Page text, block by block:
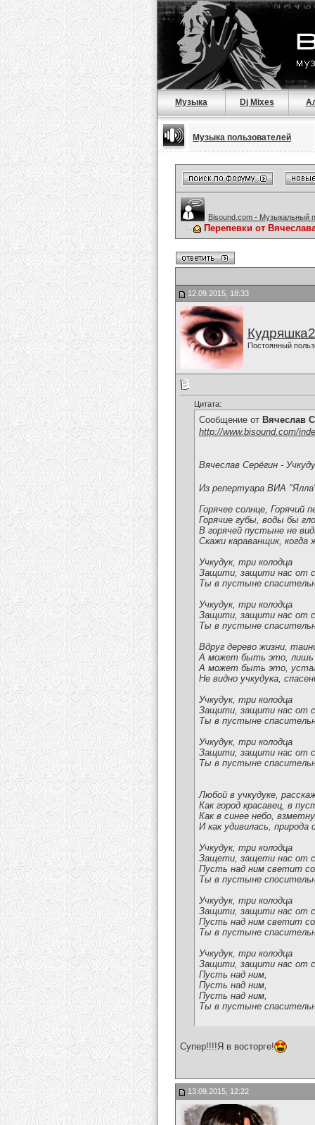
Музыка Dj Mixes
Музыка пользователей
Bisound.com - Музыкальный
Перепевки от
12.09.2015, 18:33
Постоянный
Цитата:
Сообщение от Вячеслав
http://www.bisound.com/
Вячеслав Серёгин -
Из репертуара ВИА
Горячее солнце, Горячий
Горячие губы, воды бы
В горячей пустыне не
Скажи караванщик, когда
Учкудук, три колодца
Защити, защити нас от
Ты в пустыне
Учкудук, три колодца
Защити, защити нас от
Ты в пустыне
Вдруг дерево жизни,
А может быть это, лишь
А может быть это,
Не видно учкудука,
Учкудук, три колодца
Защити, защити нас от
Ты в пустыне
Учкудук, три колодца
Защити, защити нас от
Ты в пустыне
Любой в учкудуке,
Как город красавец, в
Как в синее небо,
И как удивилась, природа
Учкудук, три колодца
Защети, защети нас от
Пусть над ним светит
Ты в пустыне
Учкудук, три колодца
Защити, защити нас от
Пусть над ним светит
Ты в пустыне
Учкудук, три колодца
Защити, защити нас от
Пусть над ним,
Пусть над ним,
Пусть над ним,
Ты в пустыне
Супер!!!!Я в восторге!
13.09.2015, 12:22